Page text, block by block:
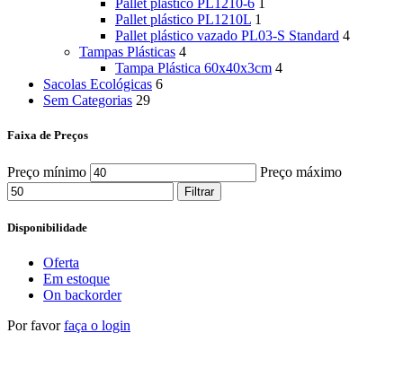
Pallet plástico PL1210-6
Pallet plástico PL1210L 1
Pallet plástico vazado PL03-S Standard 4
Tampas Plásticas 4
Tampa Plástica 60x40x3cm 4
Sacolas Ecológicas 6
Sem Categorias 29
Faixa de Preços
Preço mínimo Preço máximo
Filtrar
Disponibilidade
Oferta
Em estoque
On backorder
Por favorfaça o login